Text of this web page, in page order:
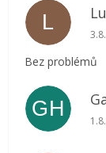
L
Bez problémů
GH